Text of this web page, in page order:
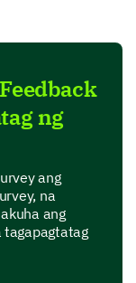
ng
ang
na
ang
tagapagtatag